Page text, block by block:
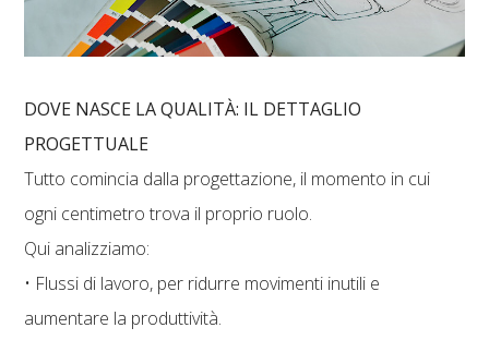
DOVE NASCE LA QUALITÀ: IL DETTAGLIO
PROGETTUALE
Tutto comincia dalla progettazione, il momento in cui
ogni centimetro trova il proprio ruolo.
Qui analizziamo:
• Flussi di lavoro, per ridurre movimenti inutili e
aumentare la produttività.